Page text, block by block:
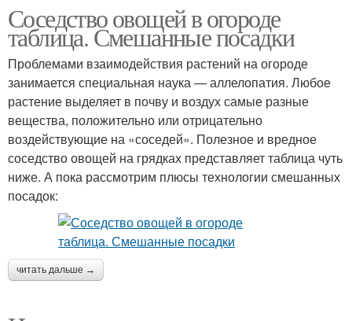
Соседство овощей в огороде
таблица. Смешанные посадки
Проблемами взаимодействия растений на огороде
занимается специальная наука — аллелопатия. Любое
растение выделяет в почву и воздух самые разные
вещества, положительно или отрицательно
воздействующие на «соседей». Полезное и вредное
соседство овощей на грядках представляет таблица чуть
ниже. А пока рассмотрим плюсы технологии смешанных
посадок:
читать дальше →